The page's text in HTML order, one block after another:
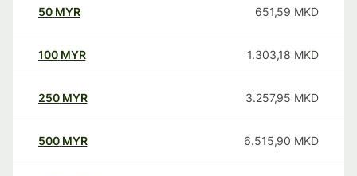
50 MYR 651,59 MKD
100 MYR 1.303,18 MKD
250 MYR 3.257,95 MKD
500 MYR 6.515,90 MKD